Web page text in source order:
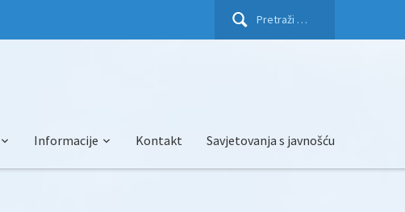
Pretraži:
Informacije Kontakt Savjetovanja s javnošću